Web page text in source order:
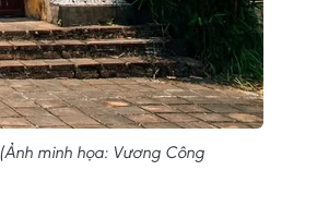
minh họa: Vương Công